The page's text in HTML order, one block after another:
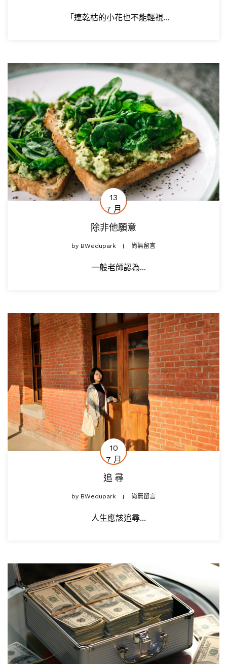
「連乾枯的小花也不能輕視...
13
7 月
除非他願意
by BWedupark 尚無留言
一般老師認為...
10
7 月
追 尋
by BWedupark 尚無留言
人生應該追尋...